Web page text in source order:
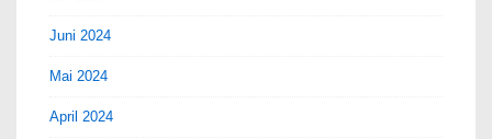
Juni 2024
Mai 2024
April 2024